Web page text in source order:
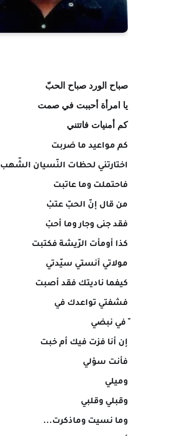
صباح الورد صباح الحبّ
يا امرأة أحببت في صمت
كم أمنيات فاتتني
كم مواعيد ما ضربت
اختارتني لحظات النّسيان الشّهب
فاحتملت وما عاتبت
من قال إنّ الحبّ عتبْ
فقد جنى وجار وما أحبْ
كذا أومأت الرّيشة فكتبت
مولاتي آنستي سيّدتي
كيفما ناديتك فقد أصبت
فشفتي تواعدك في
ّ في نبضي
إن أنا فزت فيك أم خبت
فأنت سؤلي
وميلي
وقبلي وقلبي
وما نسيت وماذكرت...